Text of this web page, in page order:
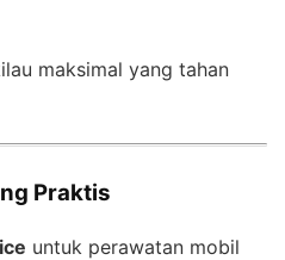
maksimal yang tahan
Praktis
untuk perawatan mobil